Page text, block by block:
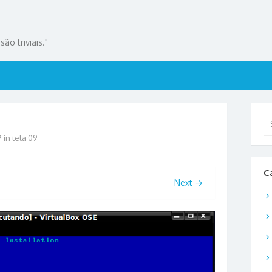
triviais."
in tela 09
Next →